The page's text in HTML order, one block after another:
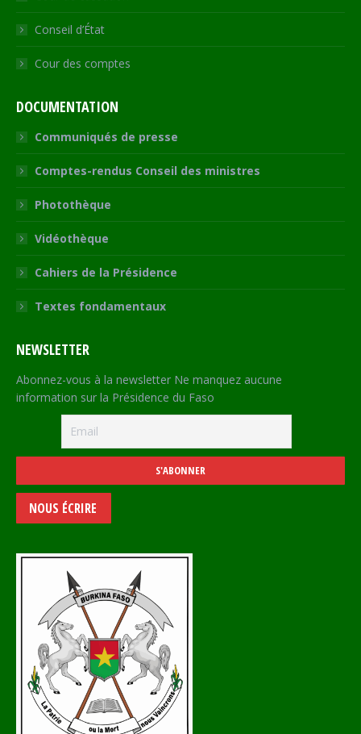
Conseil d’État
Cour des comptes
DOCUMENTATION
Communiqués de presse
Comptes-rendus Conseil des ministres
Photothèque
Vidéothèque
Cahiers de la Présidence
Textes fondamentaux
NEWSLETTER
Abonnez-vous à la newsletter Ne manquez aucune
information sur la Présidence du Faso
NOUS ÉCRIRE